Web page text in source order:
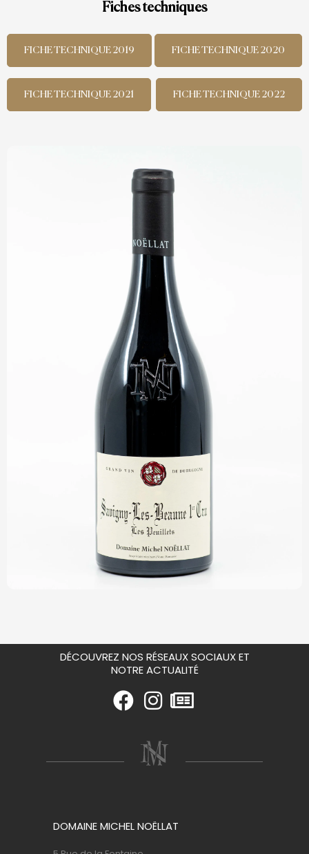
Fiches techniques
FICHE TECHNIQUE 2019 FICHE TECHNIQUE 2020
FICHE TECHNIQUE 2021 FICHE TECHNIQUE 2022
DÉCOUVREZ NOS RÉSEAUX SOCIAUX ET
NOTRE ACTUALITÉ
DOMAINE MICHEL NOËLLAT